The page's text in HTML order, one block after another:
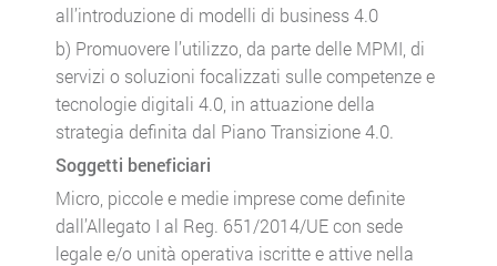
all’introduzione di modelli di business 4.0
b) Promuovere l’utilizzo, da parte delle MPMI, di
servizi o soluzioni focalizzati sulle competenze e
tecnologie digitali 4.0, in attuazione della
strategia definita dal Piano Transizione 4.0.
Soggetti beneficiari
Micro, piccole e medie imprese come definite
dall’Allegato I al Reg. 651/2014/UE con sede
legale e/o unità operativa iscritte e attive nella